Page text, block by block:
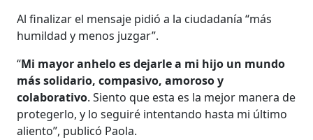
Al finalizar el mensaje pidió a la ciudadanía “más
humildad y menos juzgar”.
“Mi mayor anhelo es dejarle a mi hijo un mundo
más solidario, compasivo, amoroso y
colaborativo. Siento que esta es la mejor manera de
protegerlo, y lo seguiré intentando hasta mi último
aliento”, publicó Paola.